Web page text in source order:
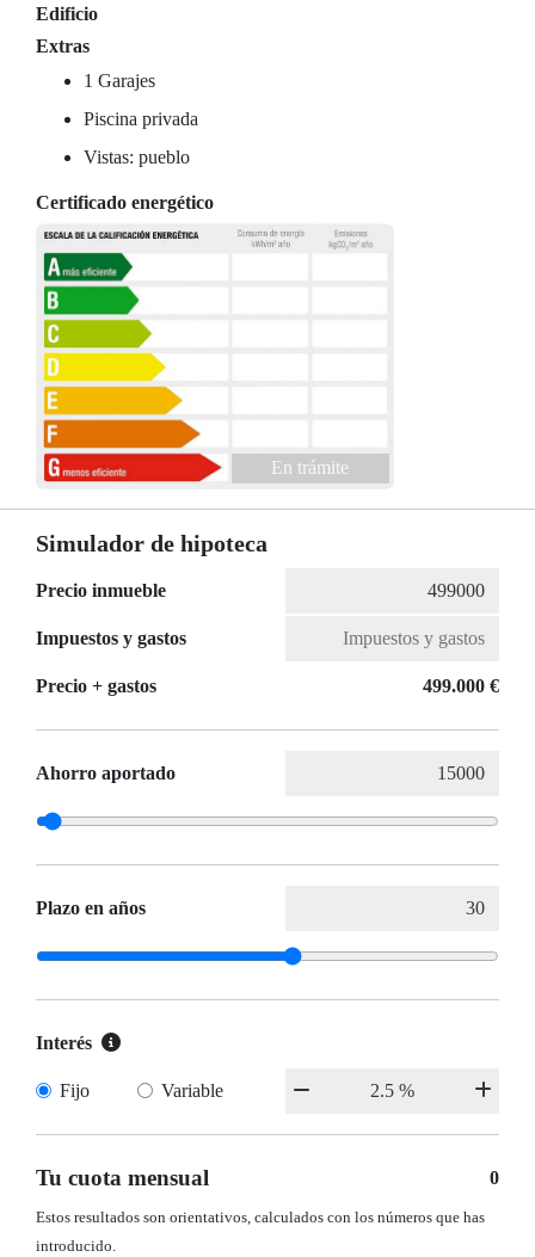
Edificio
Extras
1 Garajes
Piscina privada
Vistas: pueblo
Certificado energético
En trámite
Simulador de hipoteca
Precio inmueble
Impuestos y gastos
Precio + gastos 499.000 €
Ahorro aportado
Plazo en años
Interés
Fijo Variable
Tu cuota mensual 0
Estos resultados son orientativos, calculados con los números que has
introducido.